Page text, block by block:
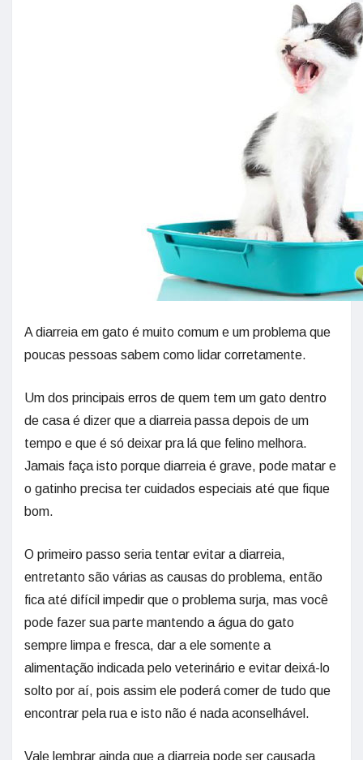
A diarreia em gato é muito comum e um problema que
poucas pessoas sabem como lidar corretamente.
Um dos principais erros de quem tem um gato dentro
de casa é dizer que a diarreia passa depois de um
tempo e que é só deixar pra lá que felino melhora.
Jamais faça isto porque diarreia é grave, pode matar e
o gatinho precisa ter cuidados especiais até que fique
bom.
O primeiro passo seria tentar evitar a diarreia,
entretanto são várias as causas do problema, então
fica até difícil impedir que o problema surja, mas você
pode fazer sua parte mantendo a água do gato
sempre limpa e fresca, dar a ele somente a
alimentação indicada pelo veterinário e evitar deixá-lo
solto por aí, pois assim ele poderá comer de tudo que
encontrar pela rua e isto não é nada aconselhável.
Vale lembrar ainda que a diarreia pode ser causada